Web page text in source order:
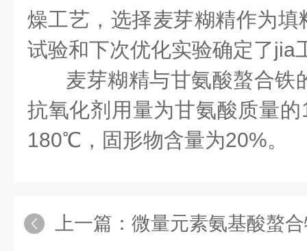
燥工艺，选择麦芽糊精作为
试验和下次优化实验确定了jia
麦芽糊精与甘氨酸螯合铁
抗氧化剂用量为甘氨酸质量
180℃，固形物含量为20%。
上一篇： 微量元素氨基酸螯